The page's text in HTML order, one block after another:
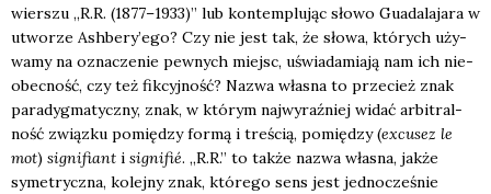
wier­szu „R.R. (1877–1933)” lub kon­tem­plu­jąc sło­wo Guada­la­ja­ra w
utwo­rze Ash­be­ry­’e­go? Czy nie jest tak, że sło­wa, któ­rych uży­
wa­my na ozna­cze­nie pew­nych miejsc, uświa­da­mia­ją nam ich nie­
obec­ność, czy też fik­cyj­ność? Nazwa wła­sna to prze­cież znak
para­dyg­ma­tycz­ny, znak, w któ­rym naj­wy­raź­niej widać arbi­tral­
ność związ­ku pomię­dzy for­mą i tre­ścią, pomię­dzy (excu­sez le
mot) signi­fiant i signi­fié. „R.R.” to tak­że nazwa wła­sna, jak­że
syme­trycz­na, kolej­ny znak, któ­re­go sens jest jed­no­cze­śnie